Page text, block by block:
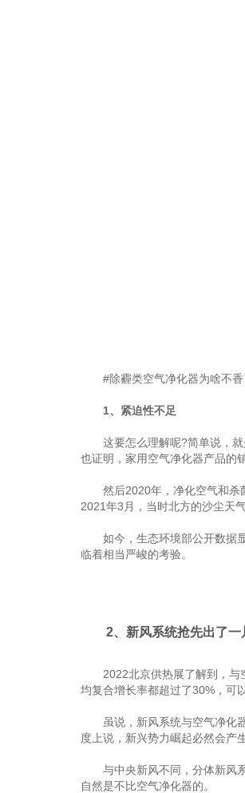
#除霾类空气净化器为啥不香
1、紧迫性不足
这要怎么理解呢?简单说，就
也证明，家用空气净化器产品的
然后2020年，净化空气和杀菌
2021年3月，当时北方的沙尘天
如今，生态环境部公开数据显
临着相当严峻的考验。
2、新风系统抢先出了一
2022北京供热展了解到，与空
均复合增长率都超过了30%，可
虽说，新风系统与空气净化器
度上说，新兴势力崛起必然会产
与中央新风不同，分体新风系
自然是不比空气净化器的。